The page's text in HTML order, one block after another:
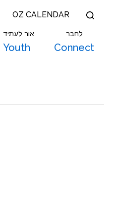
OZ CALENDAR
אור לעתיד
Youth
לחבר
Connect